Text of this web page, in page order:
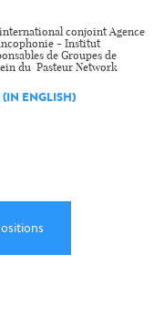
conjoint Agence
- Institut
de Groupes de
du Pasteur Network
(IN ENGLISH)